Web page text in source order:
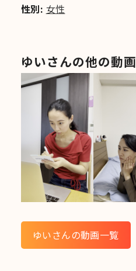
性別: 女性
ゆいさんの他の動画
ゆいさんの動画一覧